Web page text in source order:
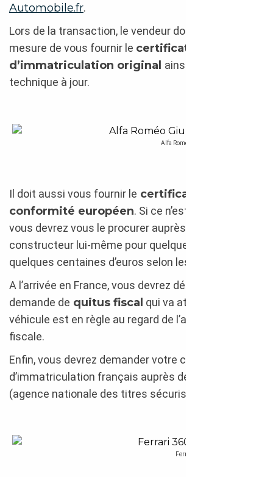
Automobile.fr.
Lors de la transaction, le vendeur doit être en
mesure de vous fournir le certificat
d’immatriculation original ainsi que le contrôle
technique à jour.
Alfa Roméo Giulia Quadrifoglio 2020 en
Il doit aussi vous fournir le certificat de
conformité européen. Si ce n’est pas le cas,
vous devrez vous le procurer auprès du
constructeur lui-même pour quelques dizaines, ou
quelques centaines d’euros selon les modèles.
A l’arrivée en France, vous devrez déposer une
demande de quitus fiscal qui va attester que le
véhicule est en règle au regard de l’administration
fiscale.
Enfin, vous devrez demander votre certificat
d’immatriculation français auprès de l’ANTS
(agence nationale des titres sécurisés).
Ferrari 360 Modena 2001 en